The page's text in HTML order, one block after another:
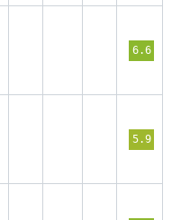
6.6
5.9